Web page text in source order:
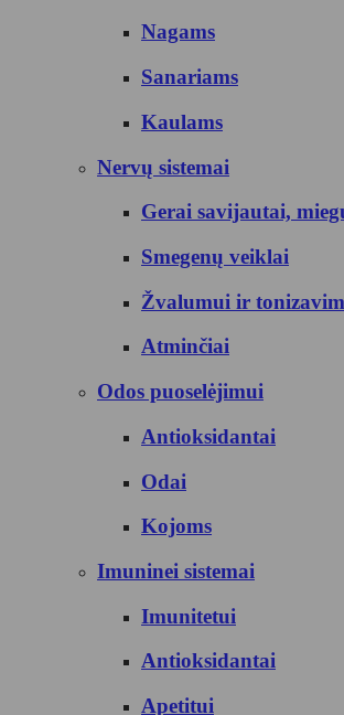
Nagams
Sanariams
Kaulams
Nervų sistemai
Gerai savijautai,
Smegenų veiklai
Žvalumui ir
Atminčiai
Odos puoselėjimui
Antioksidantai
Odai
Kojoms
Imuninei sistemai
Imunitetui
Antioksidantai
Apetitui